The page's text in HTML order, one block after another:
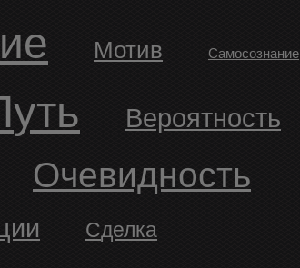
Мотив Самосознание
Путь Вероятность
очевидность
Сделка